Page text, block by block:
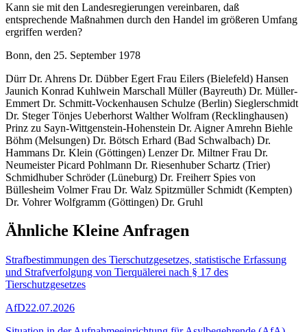
Kann sie mit den Landesregierungen vereinbaren, daß
entsprechende Maßnahmen durch den Handel im größeren Umfang
ergriffen werden?
Bonn, den 25. September 1978
Dürr Dr. Ahrens Dr. Dübber Egert Frau Eilers (Bielefeld) Hansen
Jaunich Konrad Kuhlwein Marschall Müller (Bayreuth) Dr. Müller-
Emmert Dr. Schmitt-Vockenhausen Schulze (Berlin) Sieglerschmidt
Dr. Steger Tönjes Ueberhorst Walther Wolfram (Recklinghausen)
Prinz zu Sayn-Wittgenstein-Hohenstein Dr. Aigner Amrehn Biehle
Böhm (Melsungen) Dr. Bötsch Erhard (Bad Schwalbach) Dr.
Hammans Dr. Klein (Göttingen) Lenzer Dr. Miltner Frau Dr.
Neumeister Picard Pohlmann Dr. Riesenhuber Schartz (Trier)
Schmidhuber Schröder (Lüneburg) Dr. Freiherr Spies von
Büllesheim Volmer Frau Dr. Walz Spitzmüller Schmidt (Kempten)
Dr. Vohrer Wolfgramm (Göttingen) Dr. Gruhl
Ähnliche Kleine Anfragen
Strafbestimmungen des Tierschutzgesetzes, statistische Erfassung
und Strafverfolgung von Tierquälerei nach § 17 des
Tierschutzgesetzes
AfD22.07.2026